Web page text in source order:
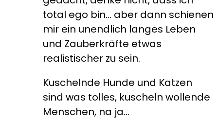
total ego bin… aber dann schienen
mir ein unendlich langes Leben
und Zauberkräfte etwas
realistischer zu sein.
Kuschelnde Hunde und Katzen
sind was tolles, kuscheln wollende
Menschen, na ja…